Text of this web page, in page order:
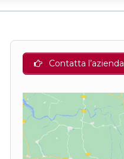
Contatta l’azienda